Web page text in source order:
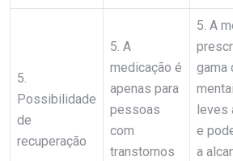
5.
Possibilidade
de
recuperação
5. A
medicação é
apenas para
pessoas
com
transtornos
5. A
gama
leves
e
a